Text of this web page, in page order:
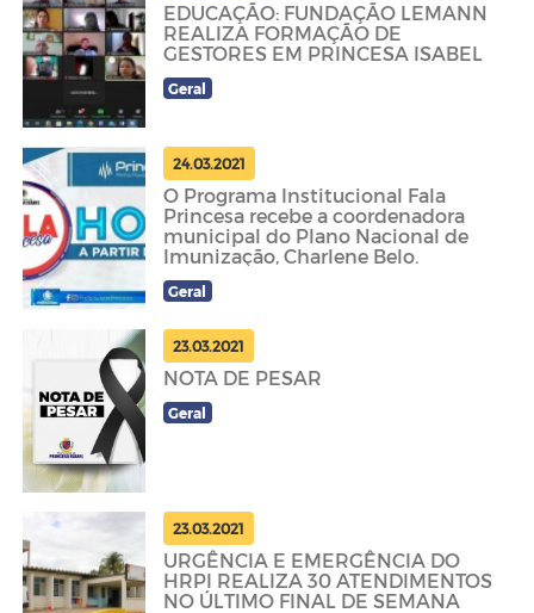
EDUCAÇÃO: FUNDAÇÃO LEMANN
REALIZA FORMAÇÃO DE
GESTORES EM PRINCESA ISABEL
Geral
24.03.2021
O Programa Institucional Fala
Princesa recebe a coordenadora
municipal do Plano Nacional de
Imunização, Charlene Belo.
Geral
23.03.2021
NOTA DE PESAR
Geral
23.03.2021
URGÊNCIA E EMERGÊNCIA DO
HRPI REALIZA 30 ATENDIMENTOS
NO ÚLTIMO FINAL DE SEMANA